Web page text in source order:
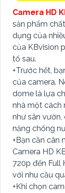
Camera HD
sản phẩm
dụng của
của KBvision
tố sau.
+Trước hết,
của camera.
dome là lựa
nhà một cách
như sân
năng chống
+Bạn cần cân
Camera HD
720p đến Full
với nhu cầu
+Khi chọn